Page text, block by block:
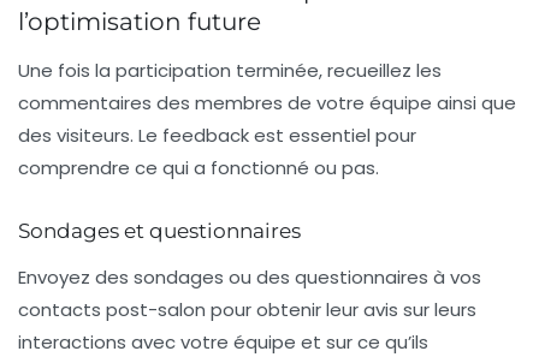
l’optimisation future
Une fois la participation terminée, recueillez les
commentaires des membres de votre équipe ainsi que
des visiteurs. Le feedbackest essentiel pour
comprendre ce qui a fonctionné ou pas.
Sondages et questionnaires
Envoyez des sondages ou des questionnaires à vos
contacts post-salon pour obtenir leur avis sur leurs
interactions avec votre équipe et sur ce qu’ils